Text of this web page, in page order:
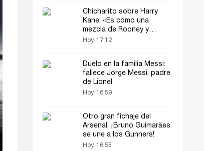
Chicharito sobre Harry
Kane: «Es como una
mezcla de Rooney y
Gascoigne»
Hoy, 17:12
Duelo en la familia Messi:
fallece Jorge Messi, padre
de Lionel
Hoy, 16:59
Otro gran fichaje del
Arsenal: ¡Bruno Guimarães
se une a los Gunners!
Hoy, 16:55